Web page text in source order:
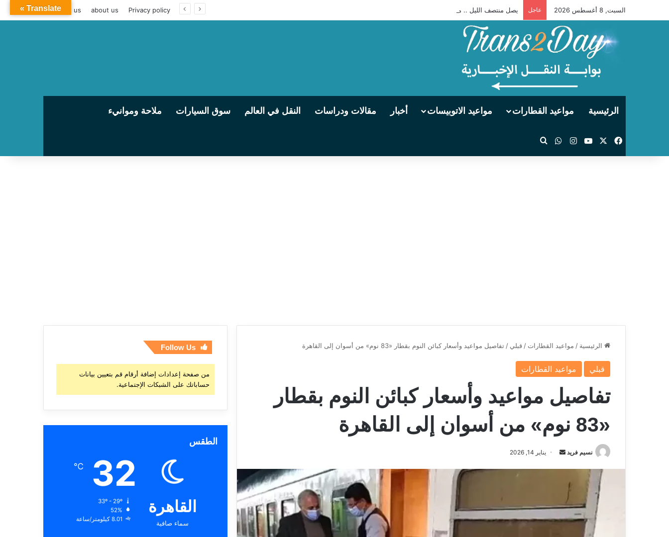
السبت, 8 أغسطس 2026 عاجل يصل منتصف الليل .. مواعيد توقفات قطار 990 فرنساوى مطور من القاهرة إلى سوهاج Privacy policy
about us
contact us
الرئيسية مواعيد القطارات مواعيد الاتوبيسات أخبار مقالات ودراسات النقل في العالم سوق السيارات ملاحة وموانيء
فيسبوك ‫YouTubeانستقرام
واتساب
الرئيسية / مواعيد القطارات / قبلي / تفاصيل مواعيد وأسعار كبائن النوم بقطار «83 نوم» من أسوان إلى القاهرة
قبلي مواعيد القطارات
تفاصيل مواعيد وأسعار كبائن النوم بقطار
«83 نوم» من أسوان إلى القاهرة
نسيم فريد
ي
يناير 14, 2026
Follow Us
من صفحة إعدادات إضافة أرقام قم بتعيين بيانات
حساباتك على الشبكات الإجتماعية.
الطقس
القاهرة
سماء صافية
32
℃
52%
8.01 كيلومتر/ساعة
Translate »